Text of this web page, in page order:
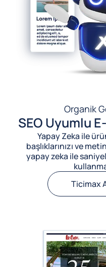
Organik
SEO Uyumlu
Yapay Zeka ile
başlıklarınızı ve
yapay zeka ile
Ticimax